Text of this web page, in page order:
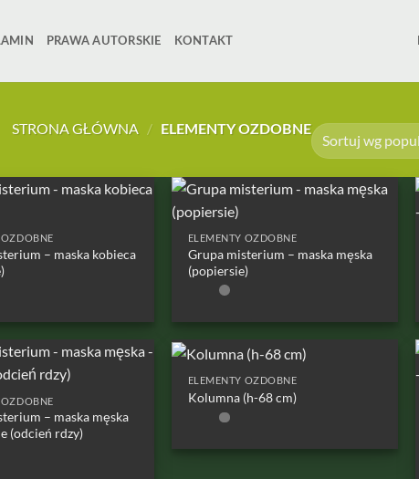
PRAWA AUTORSKIE KONTAKT
STRONA GŁÓWNA / ELEMENTY OZDOBNE
OZDOBNE
– maska kobieca
ELEMENTY OZDOBNE
Grupa misterium – maska męska
(popiersie)
OZDOBNE
– maska męska
(odcień rdzy)
ELEMENTY OZDOBNE
Kolumna (h-68 cm)